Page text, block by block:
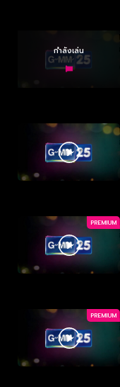
กำลังเล่น
PREMIUM
PREMIUM